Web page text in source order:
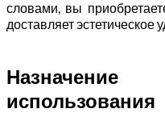
словами, вы
доставляет эстетическое
использования